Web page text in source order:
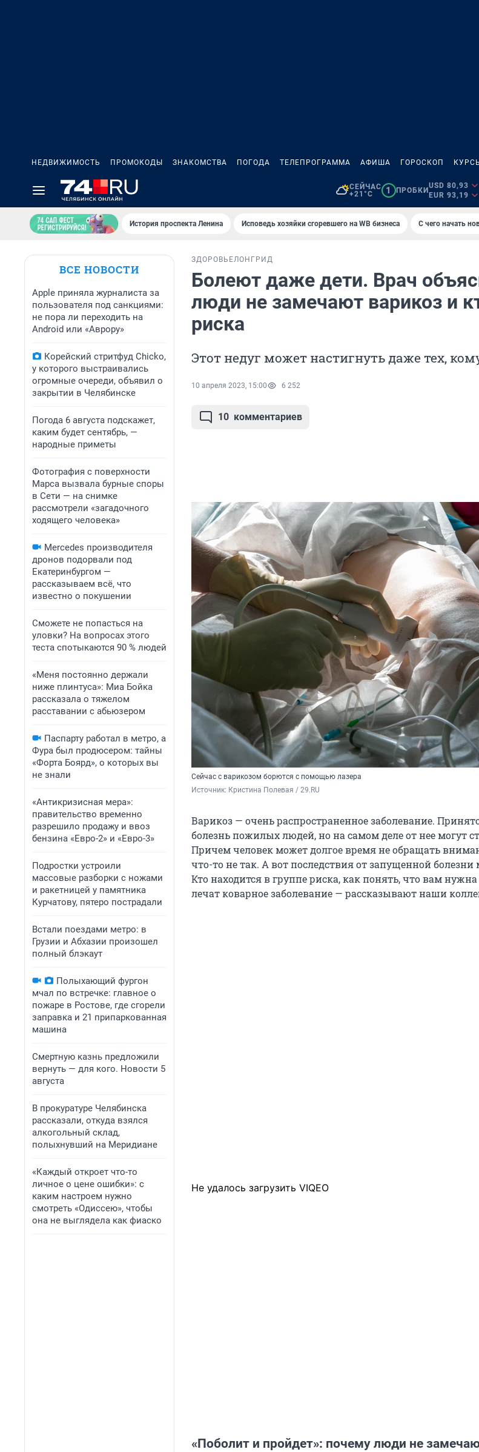
НЕДВИЖИМОСТЬ ПРОМОКОДЫ ЗНАКОМСТВА ПОГОДА ТЕЛЕПРОГРАММА АФИША ГОРОСКОП
СЕЙЧАС
+21°C
1 ПРОБКИ
USD 80,93
EUR 93,19
История проспекта Ленина Исповедь хозяйки сгоревшего на WB бизнеса С чего начать
ВСЕ НОВОСТИ
Apple приняла журналиста за
пользователя под санкциями:
не пора ли переходить на
Android или «Аврору»
Корейский стритфуд Chicko,
у которого выстраивались
огромные очереди, объявил о
закрытии в Челябинске
Погода 6 августа подскажет,
каким будет сентябрь, —
народные приметы
Фотография с поверхности
Марса вызвала бурные споры
в Сети — на снимке
рассмотрели «загадочного
ходящего человека»
Mercedes производителя
дронов подорвали под
Екатеринбургом —
рассказываем всё, что
известно о покушении
Сможете не попасться на
уловки? На вопросах этого
теста спотыкаются 90 % людей
«Меня постоянно держали
ниже плинтуса»: Миа Бойка
рассказала о тяжелом
расставании с абьюзером
Паспарту работал в метро, а
Фура был продюсером: тайны
«Форта Боярд», о которых вы
не знали
«Антикризисная мера»:
правительство временно
разрешило продажу и ввоз
бензина «Евро-2» и «Евро-3»
Подростки устроили
массовые разборки с ножами
и ракетницей у памятника
Курчатову, пятеро пострадали
Встали поездами метро: в
Грузии и Абхазии произошел
полный блэкаут
Полыхающий фургон
мчал по встречке: главное о
пожаре в Ростове, где сгорели
заправка и 21 припаркованная
машина
Смертную казнь предложили
вернуть — для кого. Новости 5
августа
В прокуратуре Челябинска
рассказали, откуда взялся
алкогольный склад,
полыхнувший на Меридиане
«Каждый откроет что-то
личное о цене ошибки»: с
каким настроем нужно
смотреть «Одиссею», чтобы
она не выглядела как фиаско
ЗДОРОВЬЕЛОНГРИД
Болеют даже дети. Врач
люди не замечают варикоз и
риска
Этот недуг может настигнуть даже тех,
10 апреля 2023, 15:00 6 252
10 комментариев
Сейчас с варикозом борются с помощью лазера
Источник: Кристина Полевая / 29.RU
Варикоз — очень распространенное заболевание.
болезнь пожилых людей, но на самом деле от нее могут
Причем человек может долгое время не обращать
что-то не так. А вот последствия от запущенной болезни
Кто находится в группе риска, как понять, что вам
лечат коварное заболевание — рассказывают наши
Не удалось загрузить VIQEO
«Поболит и пройдет»: почему люди не